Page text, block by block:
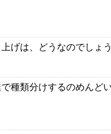
げは、どうなのでしょ
種類分けするのめんど